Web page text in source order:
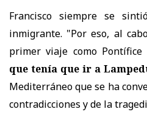
Francisco siempre se
inmigrante. "Por eso, al
primer viaje como
que tenía que ir a
Mediterráneo que se ha
contradicciones y de la